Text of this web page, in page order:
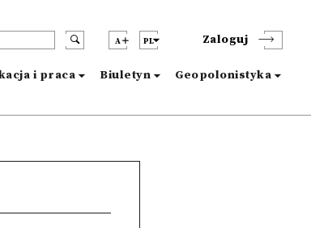
A PL Zaloguj
i praca Biuletyn Geopolonistyka